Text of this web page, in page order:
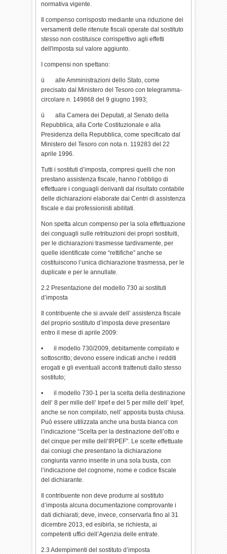
normativa vigente.
Il compenso corrisposto mediante una riduzione dei
versamenti delle ritenute fiscali operate dal sostituto
stesso non costituisce corrispettivo agli effetti
dell'imposta sul valore aggiunto.
I compensi non spettano:
ü alle Amministrazioni dello Stato, come
precisato dal Ministero del Tesoro con telegramma-
circolare n. 149868 del 9 giugno 1993;
ü alla Camera dei Deputati, al Senato della
Repubblica, alla Corte Costituzionale e alla
Presidenza della Repubblica, come specificato dal
Ministero del Tesoro con nota n. 119283 del 22
aprile 1996.
Tutti i sostituti d’imposta, compresi quelli che non
prestano assistenza fiscale, hanno l’obbligo di
effettuare i conguagli derivanti dal risultato contabile
delle dichiarazioni elaborate dai Centri di assistenza
fiscale e dai professionisti abilitati.
Non spetta alcun compenso per la sola effettuazione
dei conguagli sulle retribuzioni dei propri sostituiti,
per le dichiarazioni trasmesse tardivamente, per
quelle identificate come “rettifiche” anche se
costituiscono l’unica dichiarazione trasmessa, per le
duplicate e per le annullate.
2.2 Presentazione del modello 730 ai sostituti
d’imposta
Il contribuente che si avvale dell’ assistenza fiscale
del proprio sostituto d’imposta deve presentare
entro il mese di aprile 2009:
• il modello 730/2009, debitamente compilato e
sottoscritto; devono essere indicati anche i redditi
erogati e gli eventuali acconti trattenuti dallo stesso
sostituto;
• il modello 730-1 per la scelta della destinazione
dell’ 8 per mille dell’ Irpef e del 5 per mille dell’ Irpef,
anche se non compilato, nell’ apposita busta chiusa.
Può essere utilizzata anche una busta bianca con
l’indicazione “Scelta per la destinazione dell’otto e
del cinque per mille dell’IRPEF”. Le scelte effettuate
dai coniugi che presentano la dichiarazione
congiunta vanno inserite in una sola busta, con
l’indicazione del cognome, nome e codice fiscale
del dichiarante.
Il contribuente non deve produrre al sostituto
d’imposta alcuna documentazione comprovante i
dati dichiarati; deve, invece, conservarla fino al 31
dicembre 2013, ed esibirla, se richiesta, ai
competenti uffici dell’Agenzia delle entrate.
2.3 Adempimenti del sostituto d’imposta